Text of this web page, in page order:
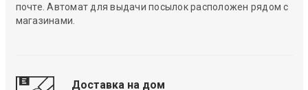
почте. Автомат для выдачи посылок расположен рядом с
магазинами.
Доставка на дом